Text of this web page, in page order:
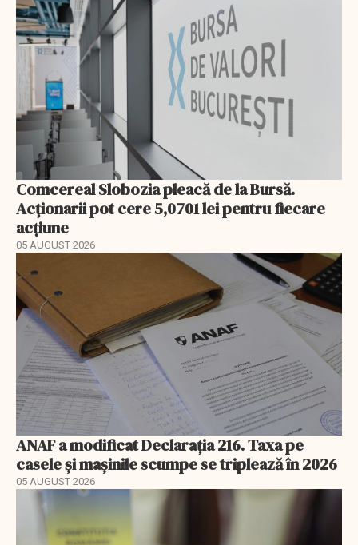
Comcereal Slobozia pleacă de la Bursă.
Acționarii pot cere 5,0701 lei pentru fiecare
acțiune
05 AUGUST 2026
ANAF a modificat Declarația 216. Taxa pe
casele și mașinile scumpe se triplează în 2026
05 AUGUST 2026